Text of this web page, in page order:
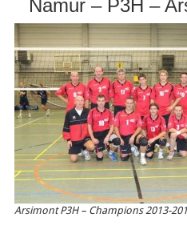
Namur – P3H –
Arsimont P3H – Champions 2013-